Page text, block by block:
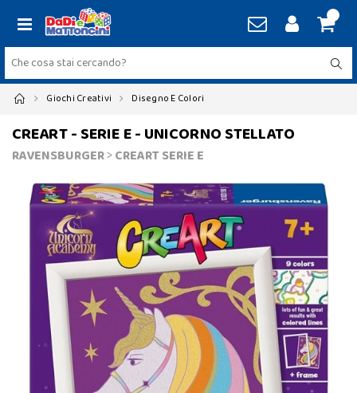
Giochi Creativi Disegno E Colori
CREART - SERIE E - UNICORNO STELLATO
RAVENSBURGER>CREART SERIE E